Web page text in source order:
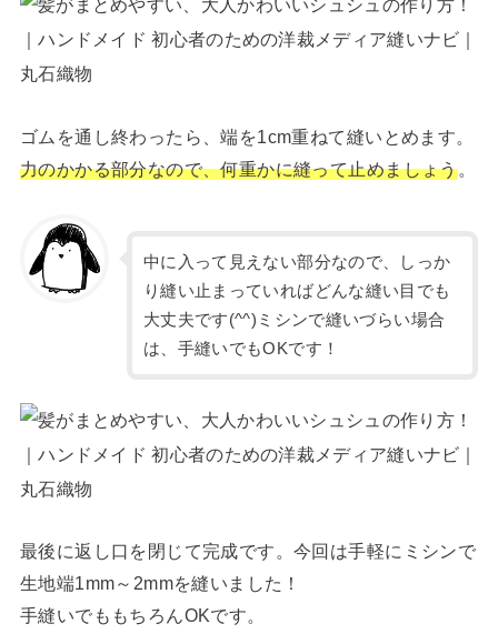
ゴムを通し終わったら、端を1cm重ねて縫いとめます。
力のかかる部分なので、何重かに縫って止めましょう。
中に入って見えない部分なので、しっか
り縫い止まっていればどんな縫い目でも
大丈夫です(^^)ミシンで縫いづらい場合
は、手縫いでもOKです！
最後に返し口を閉じて完成です。今回は手軽にミシンで
生地端1mm～2mmを縫いました！
手縫いでももちろんOKです。